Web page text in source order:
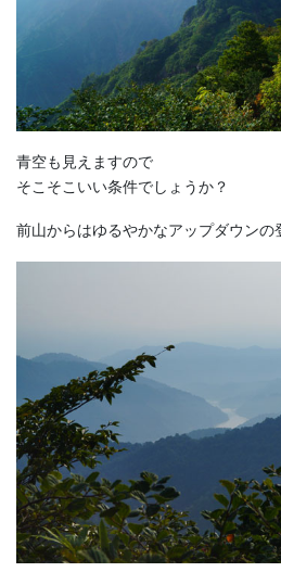
青空も見えますので
そこそこいい条件でしょうか？
前山からはゆるやかなアップダウンの